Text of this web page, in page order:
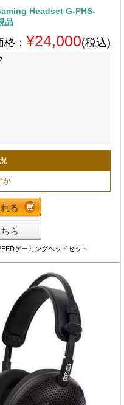
Headset G-PHS-
品
： ¥24,000(税込)
か
る
ら
ゲーミングヘッドセット